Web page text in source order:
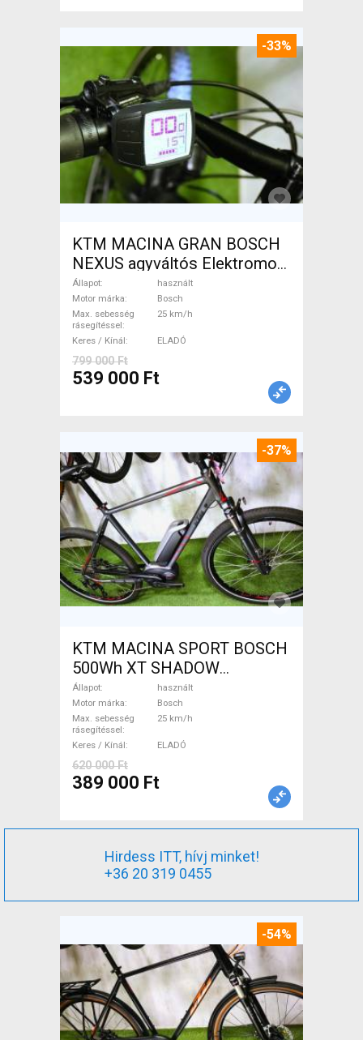
-33%
KTM MACINA GRAN BOSCH
NEXUS agyváltós Elektromos
Trekking/cross 25 km/h
Bosch használt ELADÓ
Állapot
használt
Motor márka
Bosch
Max. sebesség
rásegítéssel
25 km/h
Keres / Kínál ELADÓ
799 000 Ft
539 000 Ft
-37%
KTM MACINA SPORT BOSCH
500Wh XT SHADOW
Elektromos Trekking/cross
25 km/h Bosch használt
ELADÓ
Állapot
használt
Motor márka
Bosch
Max. sebesség
rásegítéssel
25 km/h
Keres / Kínál ELADÓ
620 000 Ft
389 000 Ft
Hirdess ITT, hívj minket!
+36 20 319 0455
-54%